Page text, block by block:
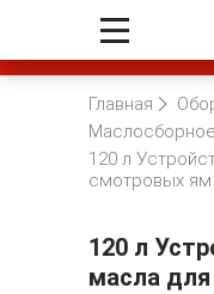
Главная
120 л
смотровых ям
120 л
масла